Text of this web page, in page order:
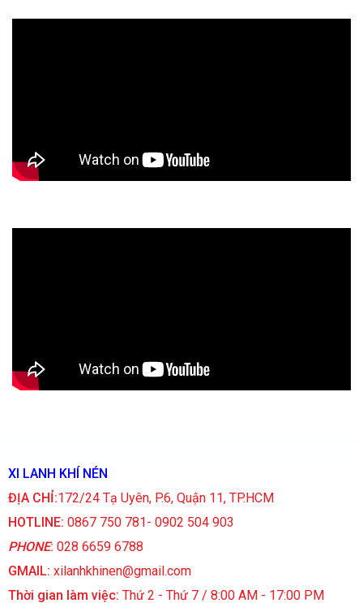
XI LANH KHÍ NÉN
ĐỊA CHỈ:172/24 Tạ Uyên, P.6, Quận 11, TP.HCM
HOTLINE: 0867 750 781- 0902 504 903
PHONE: 028 6659 6788
GMAIL: xilanhkhinen@gmail.com
Thời gian làm việc: Thứ 2 - Thứ 7 / 8:00 AM - 17:00 PM